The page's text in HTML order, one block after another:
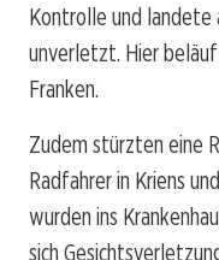
Kontrolle und landete
unverletzt. Hier
Franken.
Zudem stürzten eine
Radfahrer in Kriens
wurden ins
sich